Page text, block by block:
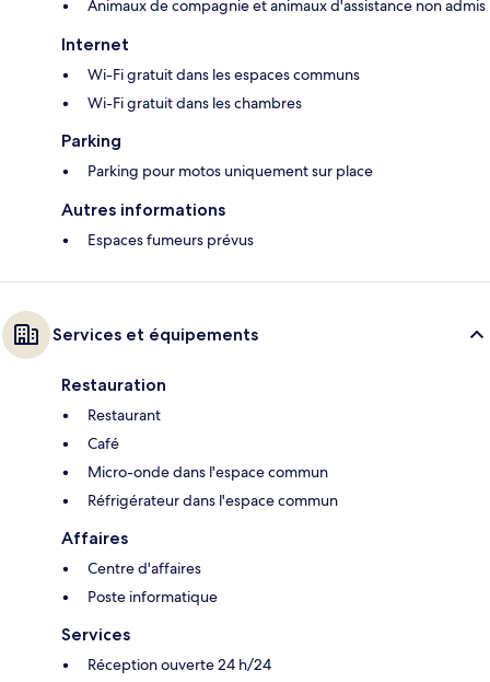
Animaux de compagnie et animaux d'assistance non admis
Internet
Wi-Fi gratuit dans les espaces communs
Wi-Fi gratuit dans les chambres
Parking
Parking pour motos uniquement sur place
Autres informations
Espaces fumeurs prévus
Services et équipements
Restauration
Restaurant
Café
Micro-onde dans l'espace commun
Réfrigérateur dans l'espace commun
Affaires
Centre d'affaires
Poste informatique
Services
Réception ouverte 24 h/24